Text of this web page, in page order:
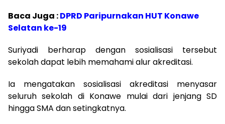
Baca Juga :DPRD Paripurnakan HUT Konawe
Selatan ke-19
Suriyadi berharap dengan sosialisasi tersebut
sekolah dapat lebih memahami alur akreditasi.
Ia mengatakan sosialisasi akreditasi menyasar
seluruh sekolah di Konawe mulai dari jenjang SD
hingga SMA dan setingkatnya.